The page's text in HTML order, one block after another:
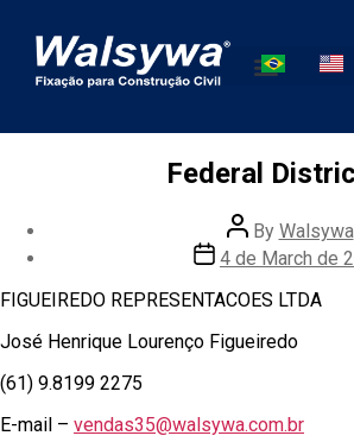
Federal
By Walsywa
4 de March de
FIGUEIREDO REPRESENTACOES LTDA
José Henrique Lourenço Figueiredo
(61) 9.8199 2275
E-mail – vendas35@walsywa.com.br